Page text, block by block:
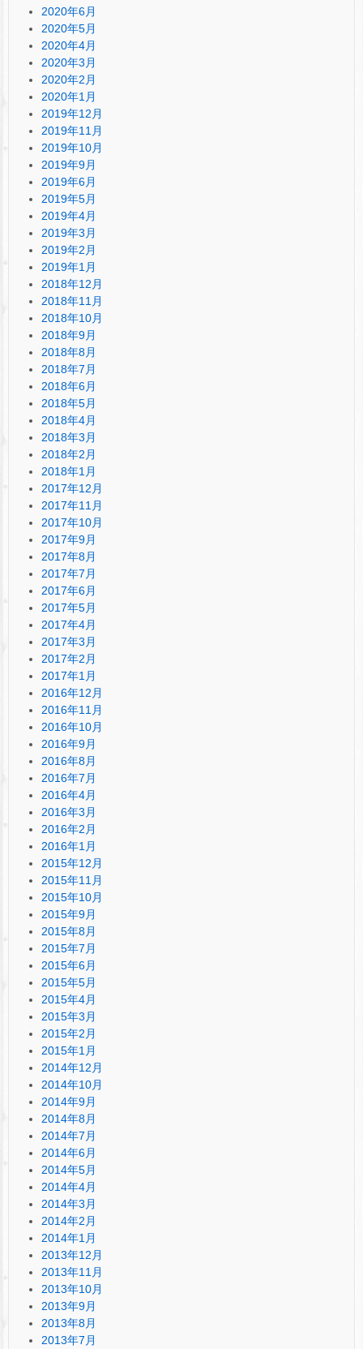
2020年6月
2020年5月
2020年4月
2020年3月
2020年2月
2020年1月
2019年12月
2019年11月
2019年10月
2019年9月
2019年6月
2019年5月
2019年4月
2019年3月
2019年2月
2019年1月
2018年12月
2018年11月
2018年10月
2018年9月
2018年8月
2018年7月
2018年6月
2018年5月
2018年4月
2018年3月
2018年2月
2018年1月
2017年12月
2017年11月
2017年10月
2017年9月
2017年8月
2017年7月
2017年6月
2017年5月
2017年4月
2017年3月
2017年2月
2017年1月
2016年12月
2016年11月
2016年10月
2016年9月
2016年8月
2016年7月
2016年4月
2016年3月
2016年2月
2016年1月
2015年12月
2015年11月
2015年10月
2015年9月
2015年8月
2015年7月
2015年6月
2015年5月
2015年4月
2015年3月
2015年2月
2015年1月
2014年12月
2014年10月
2014年9月
2014年8月
2014年7月
2014年6月
2014年5月
2014年4月
2014年3月
2014年2月
2014年1月
2013年12月
2013年11月
2013年10月
2013年9月
2013年8月
2013年7月